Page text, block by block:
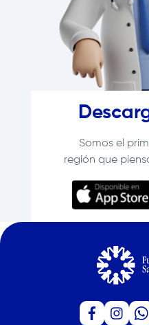
Somos el
región que